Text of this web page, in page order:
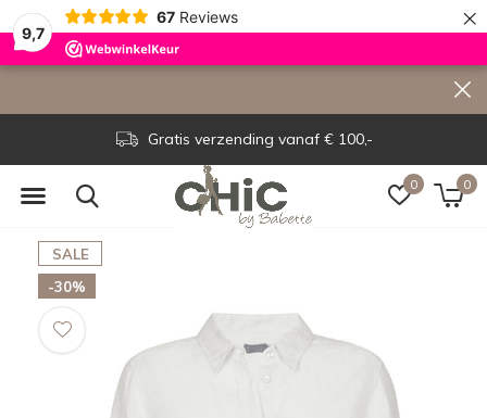
9,7
67 Reviews ×
0 0
Gratis verzending vanaf € 100,-
SALE
-30%